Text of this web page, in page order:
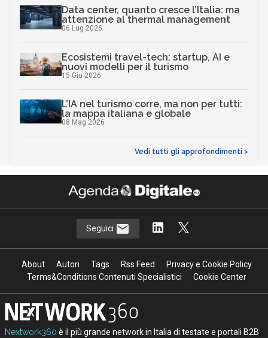
Data center, quanto cresce l’Italia: ma
attenzione al thermal management
06 Lug 2026
Ecosistemi travel-tech: startup, AI e
nuovi modelli per il turismo
15 Giu 2026
L’IA nel turismo corre, ma non per tutti:
la mappa italiana e globale
08 Mag 2026
Vedi tutti gli approfondimenti >
Seguici
About Autori Tags Rss Feed
Privacy e Cookie Policy
Terms&Conditions Contenuti Specialistici
Cookie Center
Nextwork360 è il più grande network in Italia di testate e portali B2B